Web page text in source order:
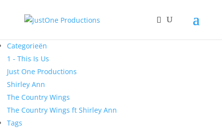
Categorieën
1 - This Is Us
Just One Productions
Shirley Ann
The Country Wings
The Country Wings ft Shirley Ann
Tags